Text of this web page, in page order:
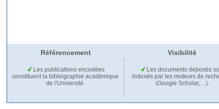
Référencement Visibilité
Les publications encodées
constituent la bibliographie académique
de l'Université.
Les documents déposés
indexés par les moteurs de
(Google Scholar,…).